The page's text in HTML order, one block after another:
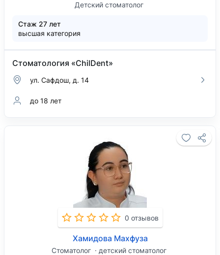
Детский стоматолог
Стаж 27 лет
высшая категория
Стоматология «ChilDent»
ул. Сафдош, д. 14
до 18 лет
0 отзывов
Хамидова Махфуза
Стоматолог детский стоматолог